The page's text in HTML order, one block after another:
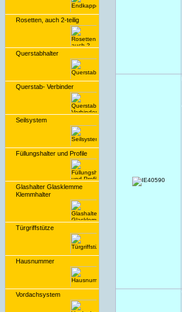
Rosetten, auch 2-teilig
Querstabhalter
Querstab- Verbinder
Seilsystem
Füllungshalter und Profile
Glashalter Glasklemme
Klemmhalter
Türgriffstütze
Hausnummer
Vordachsystem